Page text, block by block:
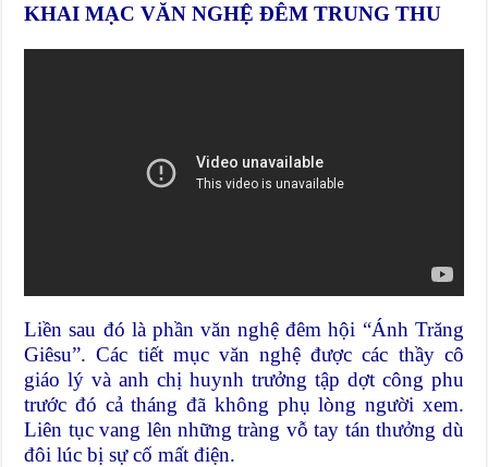
KHAI MẠC VĂN NGHỆ ĐÊM TRUNG THU
Liền sau đó là phần văn nghệ đêm hội “Ánh Trăng
Giêsu”. Các tiết mục văn nghệ được các thầy cô
giáo lý và anh chị huynh trưởng tập dợt công phu
trước đó cả tháng đã không phụ lòng người xem.
Liên tục vang lên những tràng vỗ tay tán thưởng dù
đôi lúc bị sự cố mất điện.